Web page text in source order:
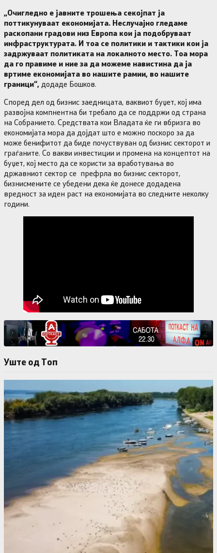
„Очигледно е јавните трошења секојпат ја
поттикунуваат економијата. Неслучајно гледаме
раскопани градови низ Европа кои ја подобруваат
инфраструктурата. И тоа се политики и тактики кои ја
задржуваат политиката на локалното место. Тоа мора
да го правиме и ние за да можеме навистина да ја
вртиме економијата во нашите рамии, во нашите
граници“, додаде Бошков.
Според дел од бизнис заедницата, ваквиот буџет, кој има
развојна компнентна би требало да се поддржи од страна
на Собранието. Средствата кои Владата ќе ги вбризга во
економијата мора да дојдат што е можно поскоро за да
може бенифитот да биде почуствуван од бизнис секторот и
граѓаните. Со вакви инвестиции и промена на концептот на
буџет, кој место да се користи за вработувања во
државниот сектор се префрла во бизнис секторот,
бизнисмените се убедени дека ќе донесе додадена
вредност за иден раст на економијата во следните неколку
години.
Уште од Tоп